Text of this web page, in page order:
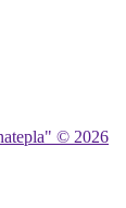
© 2026